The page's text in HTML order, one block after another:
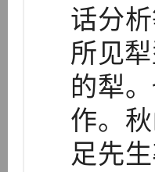
话分
所见
的犁
作。
足先